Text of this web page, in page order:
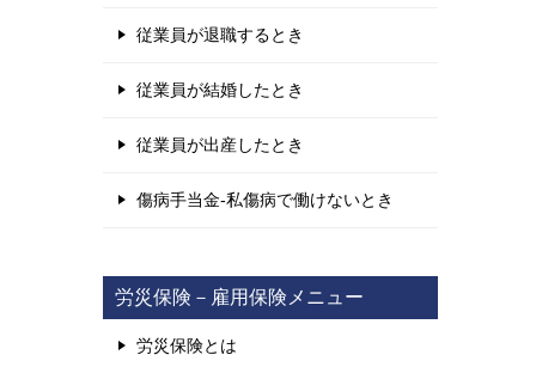
従業員が退職するとき
従業員が結婚したとき
従業員が出産したとき
傷病手当金-私傷病で働けないとき
労災保険－雇用保険メニュー
労災保険とは